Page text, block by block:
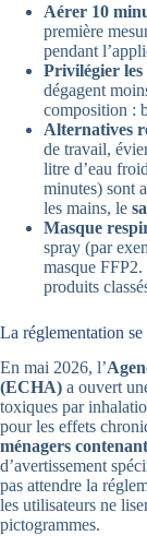
Aérer 10
première
pendant
Privilégier les
dégagent
composition :
Alternatives
de travail,
litre d’eau
minutes) sont
les mains, le
Masque
spray (par
masque
produits
La réglementation
En mai 2026, l’
(ECHA) a ouvert
toxiques par
pour les effets
ménagers
d’avertissement
pas attendre la
les utilisateurs ne
pictogrammes.